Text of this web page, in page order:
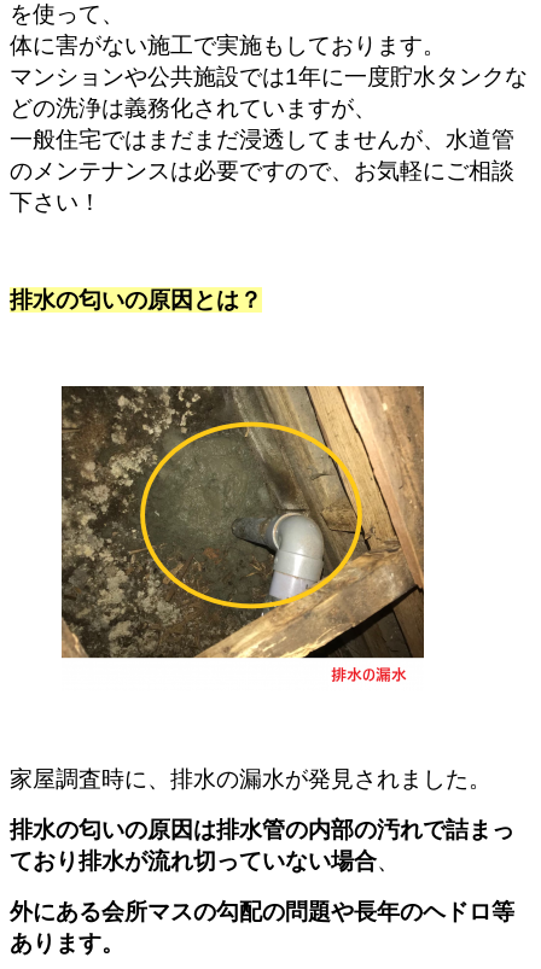
を使って、
体に害がない施工で実施もしております。
マンションや公共施設では1年に一度貯水タンクな
どの洗浄は義務化されていますが、
一般住宅ではまだまだ浸透してませんが、水道管
のメンテナンスは必要ですので、 お気軽にご相談
下さい！
排水の匂いの原因とは？
家屋調査時に、排水の漏水が発見されました。
排水の匂いの原因は排水管の内部の汚れで詰まっ
ており排水が流れ切っていない場合、
外にある会所マスの勾配の問題や長年のヘドロ等
あります。